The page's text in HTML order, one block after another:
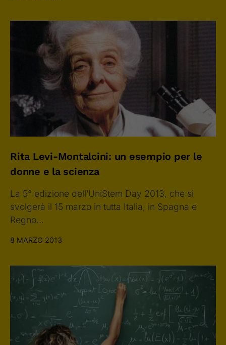
Rita Levi-Montalcini: un esempio per le
donne e la scienza
La 5° edizione dell’UniStem Day 2013, che si
svolgerà il 15 marzo in tutta Italia, in Spagna e
Regno…
8 MARZO 2013